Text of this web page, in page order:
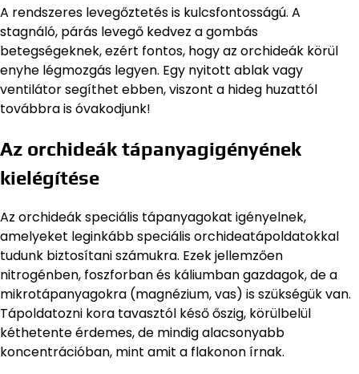
A rendszeres levegőztetés is kulcsfontosságú. A
stagnáló, párás levegő kedvez a gombás
betegségeknek, ezért fontos, hogy az orchideák körül
enyhe légmozgás legyen. Egy nyitott ablak vagy
ventilátor segíthet ebben, viszont a hideg huzattól
továbbra is óvakodjunk!
Az orchideák tápanyagigényének
kielégítése
Az orchideák speciális tápanyagokat igényelnek,
amelyeket leginkább speciális orchideatápoldatokkal
tudunk biztosítani számukra. Ezek jellemzően
nitrogénben, foszforban és káliumban gazdagok, de a
mikrotápanyagokra (magnézium, vas) is szükségük van.
Tápoldatozni kora tavasztól késő őszig, körülbelül
kéthetente érdemes, de mindig alacsonyabb
koncentrációban, mint amit a flakonon írnak.